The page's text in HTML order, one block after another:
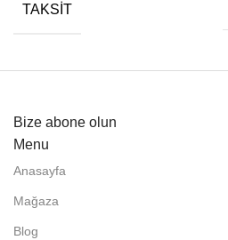
TAKSIT
Bize abone olun
Menu
Anasayfa
Mağaza
Blog